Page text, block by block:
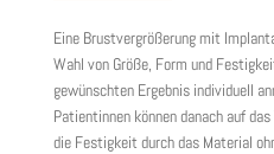
Eine Brustvergrößerung mit
Wahl von Größe, Form und
gewünschten Ergebnis individuell
Patientinnen können danach auf
die Festigkeit durch das Material